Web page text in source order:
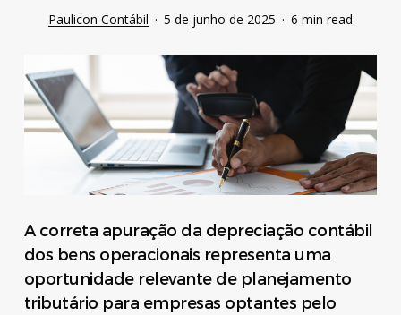
Paulicon Contábil 5 de junho de 2025 6 min read
A correta apuração da depreciação contábil
dos bens operacionais representa uma
oportunidade relevante de planejamento
tributário para empresas optantes pelo